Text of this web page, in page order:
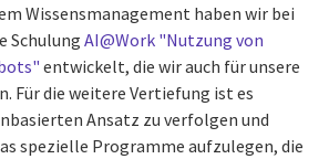
Wissensmanagement haben wir bei
Schulung AI@Work "Nutzung von
entwickelt, die wir auch für unsere
Für die weitere Vertiefung ist es
Ansatz zu verfolgen und
spezielle Programme aufzulegen, die